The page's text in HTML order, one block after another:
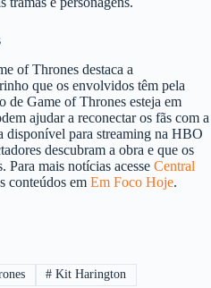
of Thrones destaca a
que os envolvidos têm pela
de Game of Thrones esteja em
ajudar a reconectar os fãs com a
disponível para streaming na HBO
descubram a obra e que os
Para mais notícias acesse Central
conteúdos em Em Foco Hoje.
# Kit Harington